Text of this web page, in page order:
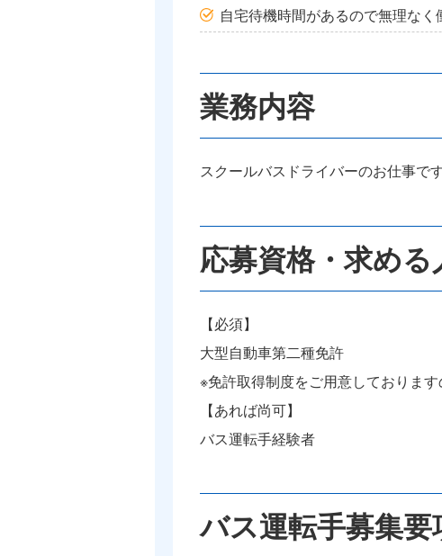
自宅待機時間があるので無理なく
業務内容
スクールバスドライバーのお仕事です
応募資格・求める
【必須】
大型自動車第二種免許
※免許取得制度をご用意しておりま
【あれば尚可】
バス運転手経験者
バス運転手募集要